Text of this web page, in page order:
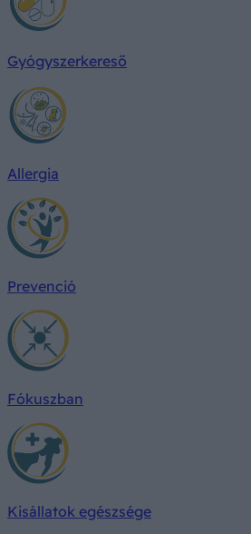
Gyógyszerkereső
Allergia
Prevenció
Fókuszban
Kisállatok egészsége